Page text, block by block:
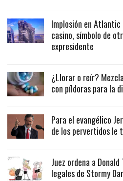
Implosión en Atlantic
casino, símbolo de
expresidente
¿Llorar o reír?
con píldoras para la
Para el evangélico
de los pervertidos le
Juez ordena a
legales de Stormy